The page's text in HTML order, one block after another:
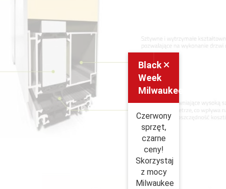
×
Black
Week
Milwaukee
Czerwony
sprzęt,
czarne
ceny!
Skorzystaj
z mocy
Milwaukee